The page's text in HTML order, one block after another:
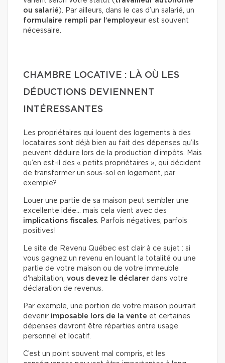
ou salarié ). Par ailleurs, dans le cas d’un salarié, un
formulaire rempli par l’employeur est souvent
nécessaire.
CHAMBRE LOCATIVE : LÀ OÙ LES
DÉDUCTIONS DEVIENNENT
INTÉRESSANTES
Les propriétaires qui louent des logements à des
locataires sont déjà bien au fait des dépenses qu’ils
peuvent déduire lors de la production d’impôts. Mais
qu’en est-il des « petits propriétaires », qui décident
de transformer un sous-sol en logement, par
exemple?
Louer une partie de sa maison peut sembler une
excellente idée… mais cela vient avec des
implications fiscales. Parfois négatives, parfois
positives!
Le site de Revenu Québec est clair à ce sujet : si
vous gagnez un revenu en louant la totalité ou une
partie de votre maison ou de votre immeuble
d'habitation, vous devez le déclarer dans votre
déclaration de revenus.
Par exemple, une portion de votre maison pourrait
devenir imposable lors de la vente et certaines
dépenses devront être réparties entre usage
personnel et locatif.
C’est un point souvent mal compris, et les